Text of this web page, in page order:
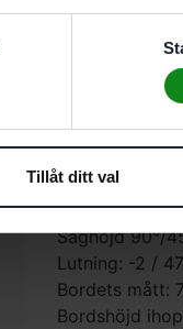
Tillåt ditt val
Varvtal: 1700 –
Sågklingans
Såghöjd 90°/
Lutning: -2 /
Bordets mått:
Bordshöjd